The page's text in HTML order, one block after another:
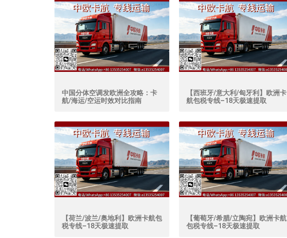
中国分体空调发欧洲全攻略：卡
航/海运/空运时效对比指南
【西班牙/意大利/匈牙利】欧洲卡
航包税专线–18天极速提取
【荷兰/波兰/奥地利】欧洲卡航包
税专线–18天极速提取
【葡萄牙/希腊/立陶宛】欧洲卡航
包税专线–18天极速提取